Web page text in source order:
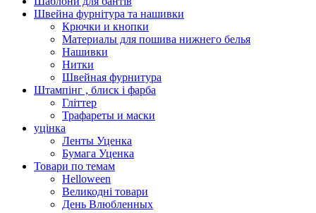
Швейна фурнітура та нашивки
Крючки и кнопки
Материалы для пошива нижнего белья
Нашивки
Нитки
Швейная фурнитура
Штампінг , блиск і фарба
Гліттер
Трафареты и маски
уцінка
Ленты Уценка
Бумага Уценка
Товари по темам
Helloween
Великодні товари
День Влюбленных